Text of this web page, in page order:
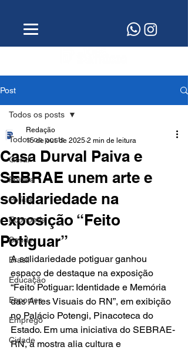
Post
Todos os posts
Geral
Política
Polícia
Economia
Saúde
Brasil
Educação
Esportes
Emprego
Cidade
Todos os posts
Casa Durval Paiva e
SEBRAE unem arte e
solidariedade na
exposição “Feito
Potiguar”
Redação
15 de out. de 2025 2 min de leitura
A solidariedade potiguar ganhou
espaço de destaque na exposição
“Feito Potiguar: Identidade e Memória
das Artes Visuais do RN”, em exibição
no Palácio Potengi, Pinacoteca do
Estado. Em uma iniciativa do SEBRAE-
RN, a mostra alia cultura e